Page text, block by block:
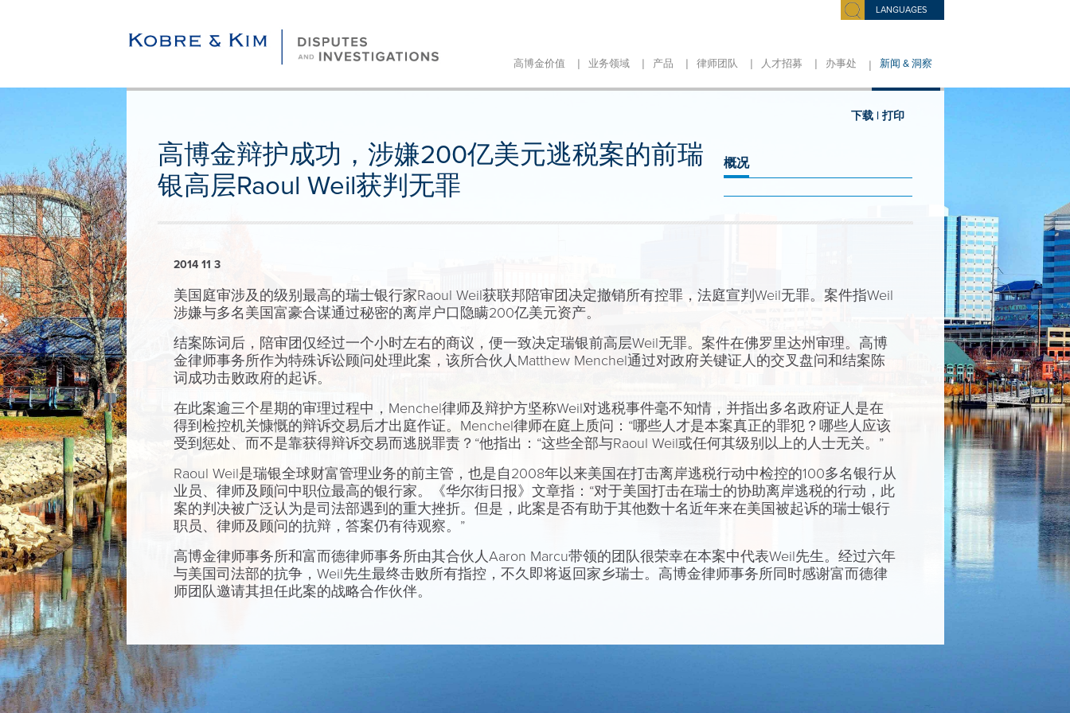
LANGUAGES
高博金价值 | 业务领域 | 产品 | 律师团队 | 人才招募 | 办事处 | 新闻 & 洞察
打印
下载 |
高博金辩护成功，涉嫌200亿美元逃税案的前瑞
银高层Raoul Weil获判无罪
概况
2014 11 3
美国庭审涉及的级别最高的瑞士银行家Raoul Weil获联邦陪审团决定撤销所有控罪，法庭宣判Weil无罪。案件指Weil
涉嫌与多名美国富豪合谋通过秘密的离岸户口隐瞒200亿美元资产。
结案陈词后，陪审团仅经过一个小时左右的商议，便一致决定瑞银前高层Weil无罪。案件在佛罗里达州审理。高博
金律师事务所作为特殊诉讼顾问处理此案，该所合伙人Matthew Menchel通过对政府关键证人的交叉盘问和结案陈
词成功击败政府的起诉。
在此案逾三个星期的审理过程中，Menchel律师及辩护方坚称Weil对逃税事件毫不知情，并指出多名政府证人是在
得到检控机关慷慨的辩诉交易后才出庭作证。Menchel律师在庭上质问：“哪些人才是本案真正的罪犯？哪些人应该
受到惩处、而不是靠获得辩诉交易而逃脱罪责？“他指出：“这些全部与Raoul Weil或任何其级别以上的人士无关。”
Raoul Weil是瑞银全球财富管理业务的前主管，也是自2008年以来美国在打击离岸逃税行动中检控的100多名银行从
业员、律师及顾问中职位最高的银行家。《华尔街日报》文章指：“对于美国打击在瑞士的协助离岸逃税的行动，此
案的判决被广泛认为是司法部遇到的重大挫折。但是，此案是否有助于其他数十名近年来在美国被起诉的瑞士银行
职员、律师及顾问的抗辩，答案仍有待观察。”
高博金律师事务所和富而德律师事务所由其合伙人Aaron Marcu带领的团队很荣幸在本案中代表Weil先生。经过六年
与美国司法部的抗争，Weil先生最终击败所有指控，不久即将返回家乡瑞士。高博金律师事务所同时感谢富而德律
师团队邀请其担任此案的战略合作伙伴。